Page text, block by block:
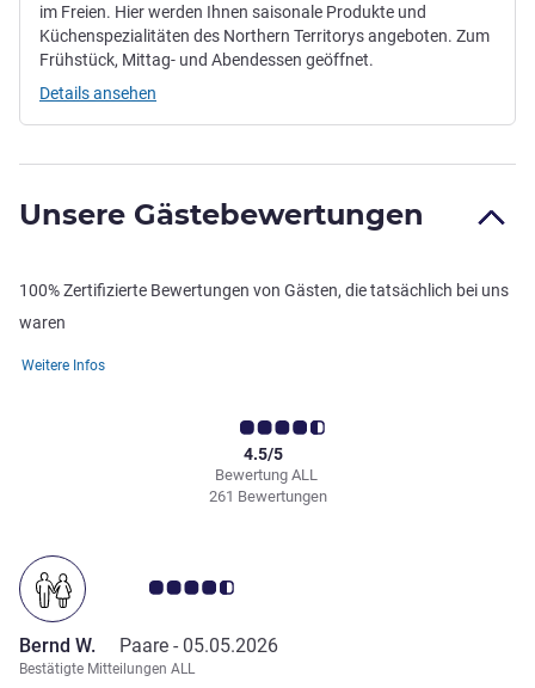
im Freien. Hier werden Ihnen saisonale Produkte und
Küchenspezialitäten des Northern Territorys angeboten. Zum
Frühstück, Mittag- und Abendessen geöffnet.
Details ansehen
Unsere Gästebewertungen
100% Zertifizierte Bewertungen von Gästen, die tatsächlich bei uns
waren
Weitere Infos
Bewertung ALL
4.5/5
261 Bewertungen
Note Kundenmeinungen 4.5/5
Bernd W. Paare - 05.05.2026
Bestätigte Mitteilungen ALL